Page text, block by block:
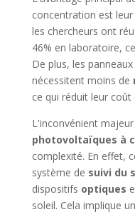
concentration est
les chercheurs ont
46% en laboratoire,
De plus, les
nécessitent moins de
ce qui réduit leur
L'inconvénient
photovoltaïques à
complexité. En effet,
système de suivi du
dispositifs optiques
soleil. Cela implique